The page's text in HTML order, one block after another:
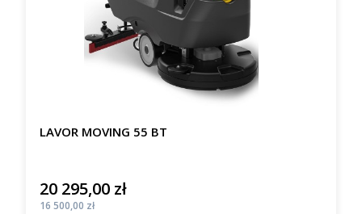
LAVOR MOVING 55 BT
Cena
20 295,00 zł
Cena
16 500,00 zł